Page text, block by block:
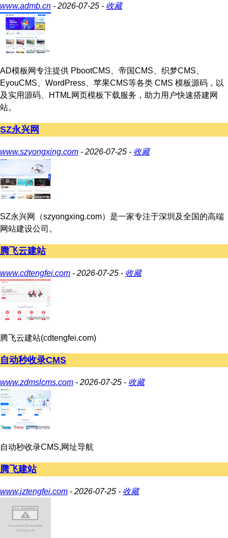
www.admb.cn - 2026-07-25 - 收藏
AD模板网专注提供 PbootCMS、帝国CMS、织梦CMS、
EyouCMS、WordPress、苹果CMS等各类 CMS 模板源码，以
及实用源码、HTML网页模板下载服务，助力用户快速搭建网
站。
SZ永兴网
www.szyongxing.com - 2026-07-25 - 收藏
SZ永兴网（szyongxing.com）是一家专注于深圳及全国的高端
网站建设公司。
腾飞云建站
www.cdtengfei.com - 2026-07-25 - 收藏
腾飞云建站(cdtengfei.com)
自动秒收录CMS
www.zdmslcms.com - 2026-07-25 - 收藏
自动秒收录CMS,网址导航
腾飞建站
www.jztengfei.com - 2026-07-25 - 收藏